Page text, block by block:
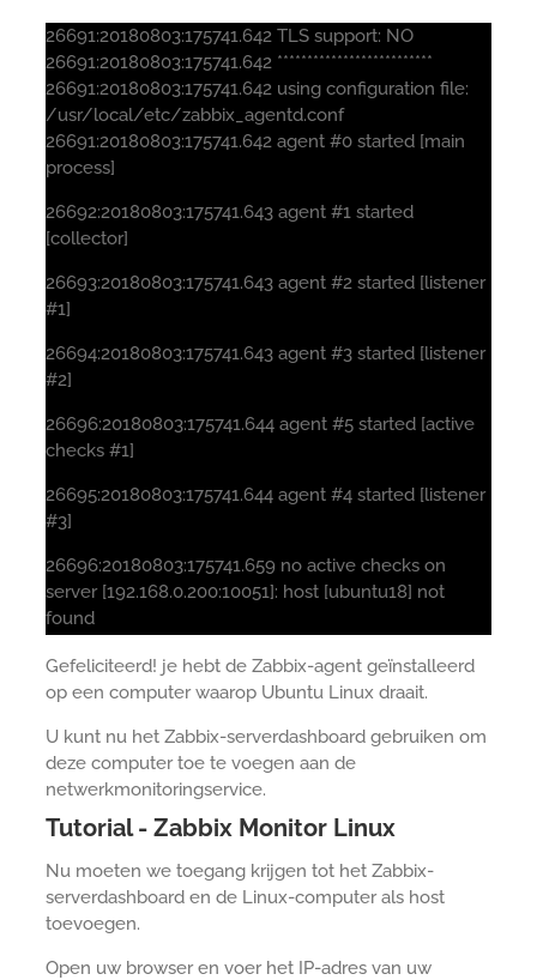
26691:20180803:175741.642 TLS support: NO
26691:20180803:175741.642 **************************
26691:20180803:175741.642 using configuration file:
/usr/local/etc/zabbix_agentd.conf
26691:20180803:175741.642 agent #0 started [main
process]
26692:20180803:175741.643 agent #1 started
[collector]
26693:20180803:175741.643 agent #2 started [listener
#1]
26694:20180803:175741.643 agent #3 started [listener
#2]
26696:20180803:175741.644 agent #5 started [active
checks #1]
26695:20180803:175741.644 agent #4 started [listener
#3]
26696:20180803:175741.659 no active checks on
server [192.168.0.200:10051]: host [ubuntu18] not
found
Gefeliciteerd! je hebt de Zabbix-agent geïnstalleerd
op een computer waarop Ubuntu Linux draait.
U kunt nu het Zabbix-serverdashboard gebruiken om
deze computer toe te voegen aan de
netwerkmonitoringservice.
Tutorial - Zabbix Monitor Linux
Nu moeten we toegang krijgen tot het Zabbix-
serverdashboard en de Linux-computer als host
toevoegen.
Open uw browser en voer het IP-adres van uw